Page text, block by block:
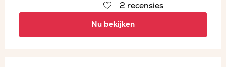
2 recensies
Nu bekijken